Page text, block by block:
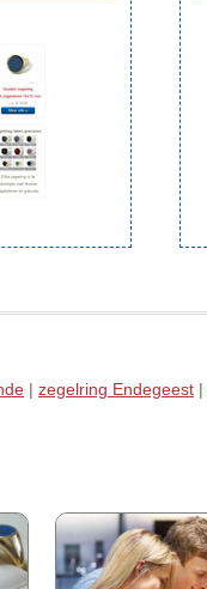
| zegelring Endegeest |